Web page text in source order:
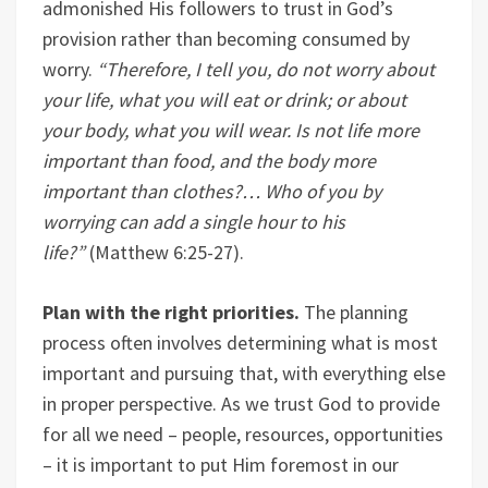
admonished His followers to trust in God’s
provision rather than becoming consumed by
worry. “Therefore, I tell you, do not worry about
your life, what you will eat or drink; or about
your body, what you will wear. Is not life more
important than food, and the body more
important than clothes?… Who of you by
worrying can add a single hour to his
life?”(Matthew 6:25-27).
Plan with the right priorities. The planning
process often involves determining what is most
important and pursuing that, with everything else
in proper perspective. As we trust God to provide
for all we need – people, resources, opportunities
– it is important to put Him foremost in our